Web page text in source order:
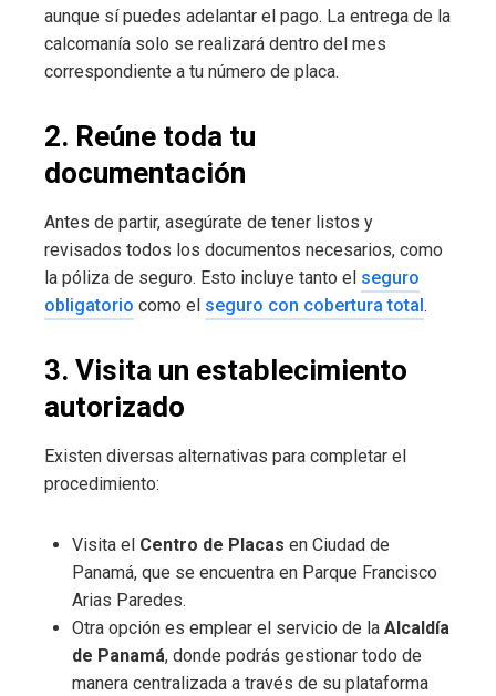
aunque sí puedes adelantar el pago. La entrega de la
calcomanía solo se realizará dentro del mes
correspondiente a tu número de placa.
2. Reúne toda tu
documentación
Antes de partir, asegúrate de tener listos y
revisados todos los documentos necesarios, como
la póliza de seguro. Esto incluye tanto el seguro
obligatorio como el seguro con cobertura total .
3. Visita un establecimiento
autorizado
Existen diversas alternativas para completar el
procedimiento:
Visita el Centro de Placas en Ciudad de
Panamá, que se encuentra en Parque Francisco
Arias Paredes.
Otra opción es emplear el servicio de la Alcaldía
de Panamá, donde podrás gestionar todo de
manera centralizada a través de su plataforma